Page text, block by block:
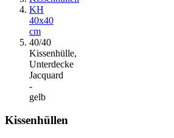
KH
40x40
cm
40/40
Kissenhülle,
Unterdecke
Jacquard
-
gelb
Kissenhüllen